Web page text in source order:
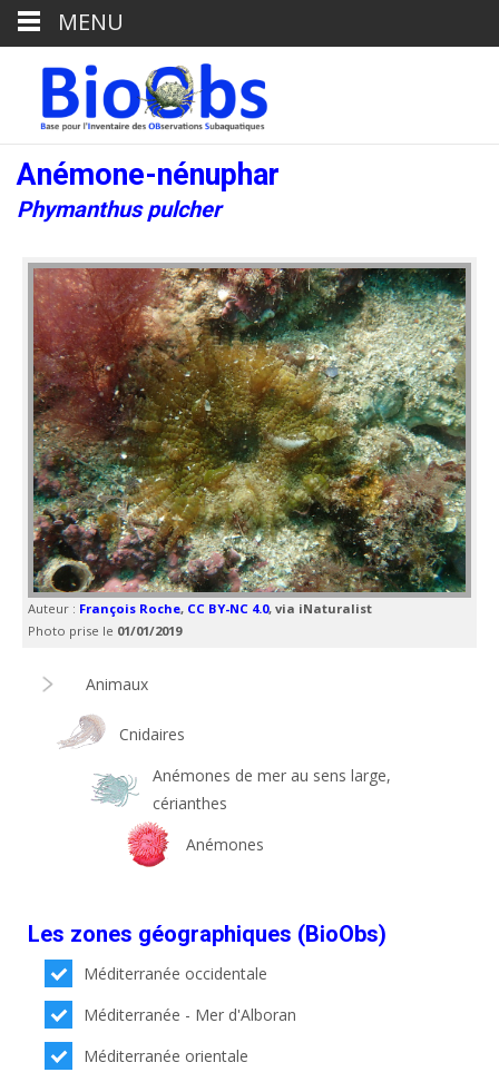
Anémone-nénuphar
Phymanthus pulcher
Auteur : François Roche, CC BY-NC 4.0, via iNaturalist
Photo prise le 01/01/2019
Animaux
Cnidaires
Anémones de mer au sens large,
cérianthes
Anémones
Les zones géographiques (BioObs)
Méditerranée occidentale
Méditerranée - Mer d'Alboran
Méditerranée orientale
MENU